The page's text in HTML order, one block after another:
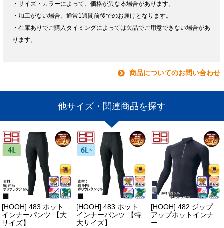
・サイズ・カラーによって、価格が異なる場合があります。
・加工がない場合、通常1週間前後でのお届けとなります。
・在庫ありでご購入タイミングによっては欠品でご用意できない場合があ
ります。
商品についてのお問い合わせ
他サイズ・関連商品を探す
[HOOH] 483 ホット
インナーパンツ 【大
サイズ】
[HOOH] 483 ホット
インナーパンツ 【特
大サイズ】
[HOOH] 482 ジップ
アップホットインナ
ー